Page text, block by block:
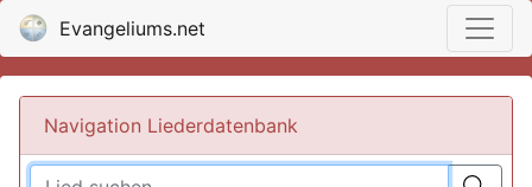
Evangeliums.net
Navigation Liederdatenbank